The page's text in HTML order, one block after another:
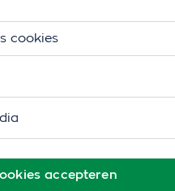
betekent dat je meer
je zorgverzekering. Tot
thuiswonend bent.
accepteren
cookies